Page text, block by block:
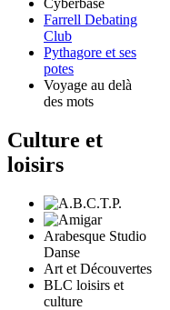
Farrell Debating
Club
Pythagore et ses
potes
Voyage au delà
des mots
Culture et
loisirs
Arabesque Studio
Danse
Art et Découvertes
BLC loisirs et
culture